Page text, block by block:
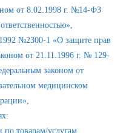
от 8.02.1998 г. №14-ФЗ
№2300-1 «О защите прав
от 21.11.1996 г. № 129-
законом от
медицинском
товарам/услугам,